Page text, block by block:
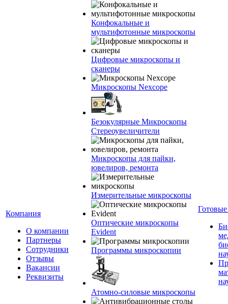
Компания
О компании
Партнеры
Сотрудники
Отзывы
Вакансии
Реквизиты
Конфокальные и
мультифотонные микроскопы
Цифровые микроскопы и
сканеры
Микроскопы Nexcope
Безокулярные Микроскопы
Стереоувеличители
Микроскопы для пайки,
ювелиров, ремонта
Измерительные микроскопы
Оптические микроскопы
Evident
Программы микроскопии
Атомно-силовые микроскопы